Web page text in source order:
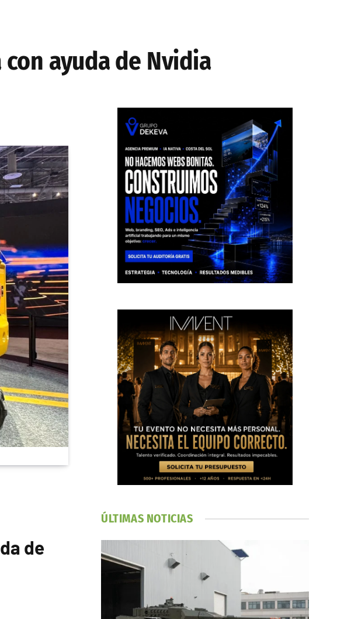
ayuda de Nvidia
de
ÚLTIMAS NOTICIAS